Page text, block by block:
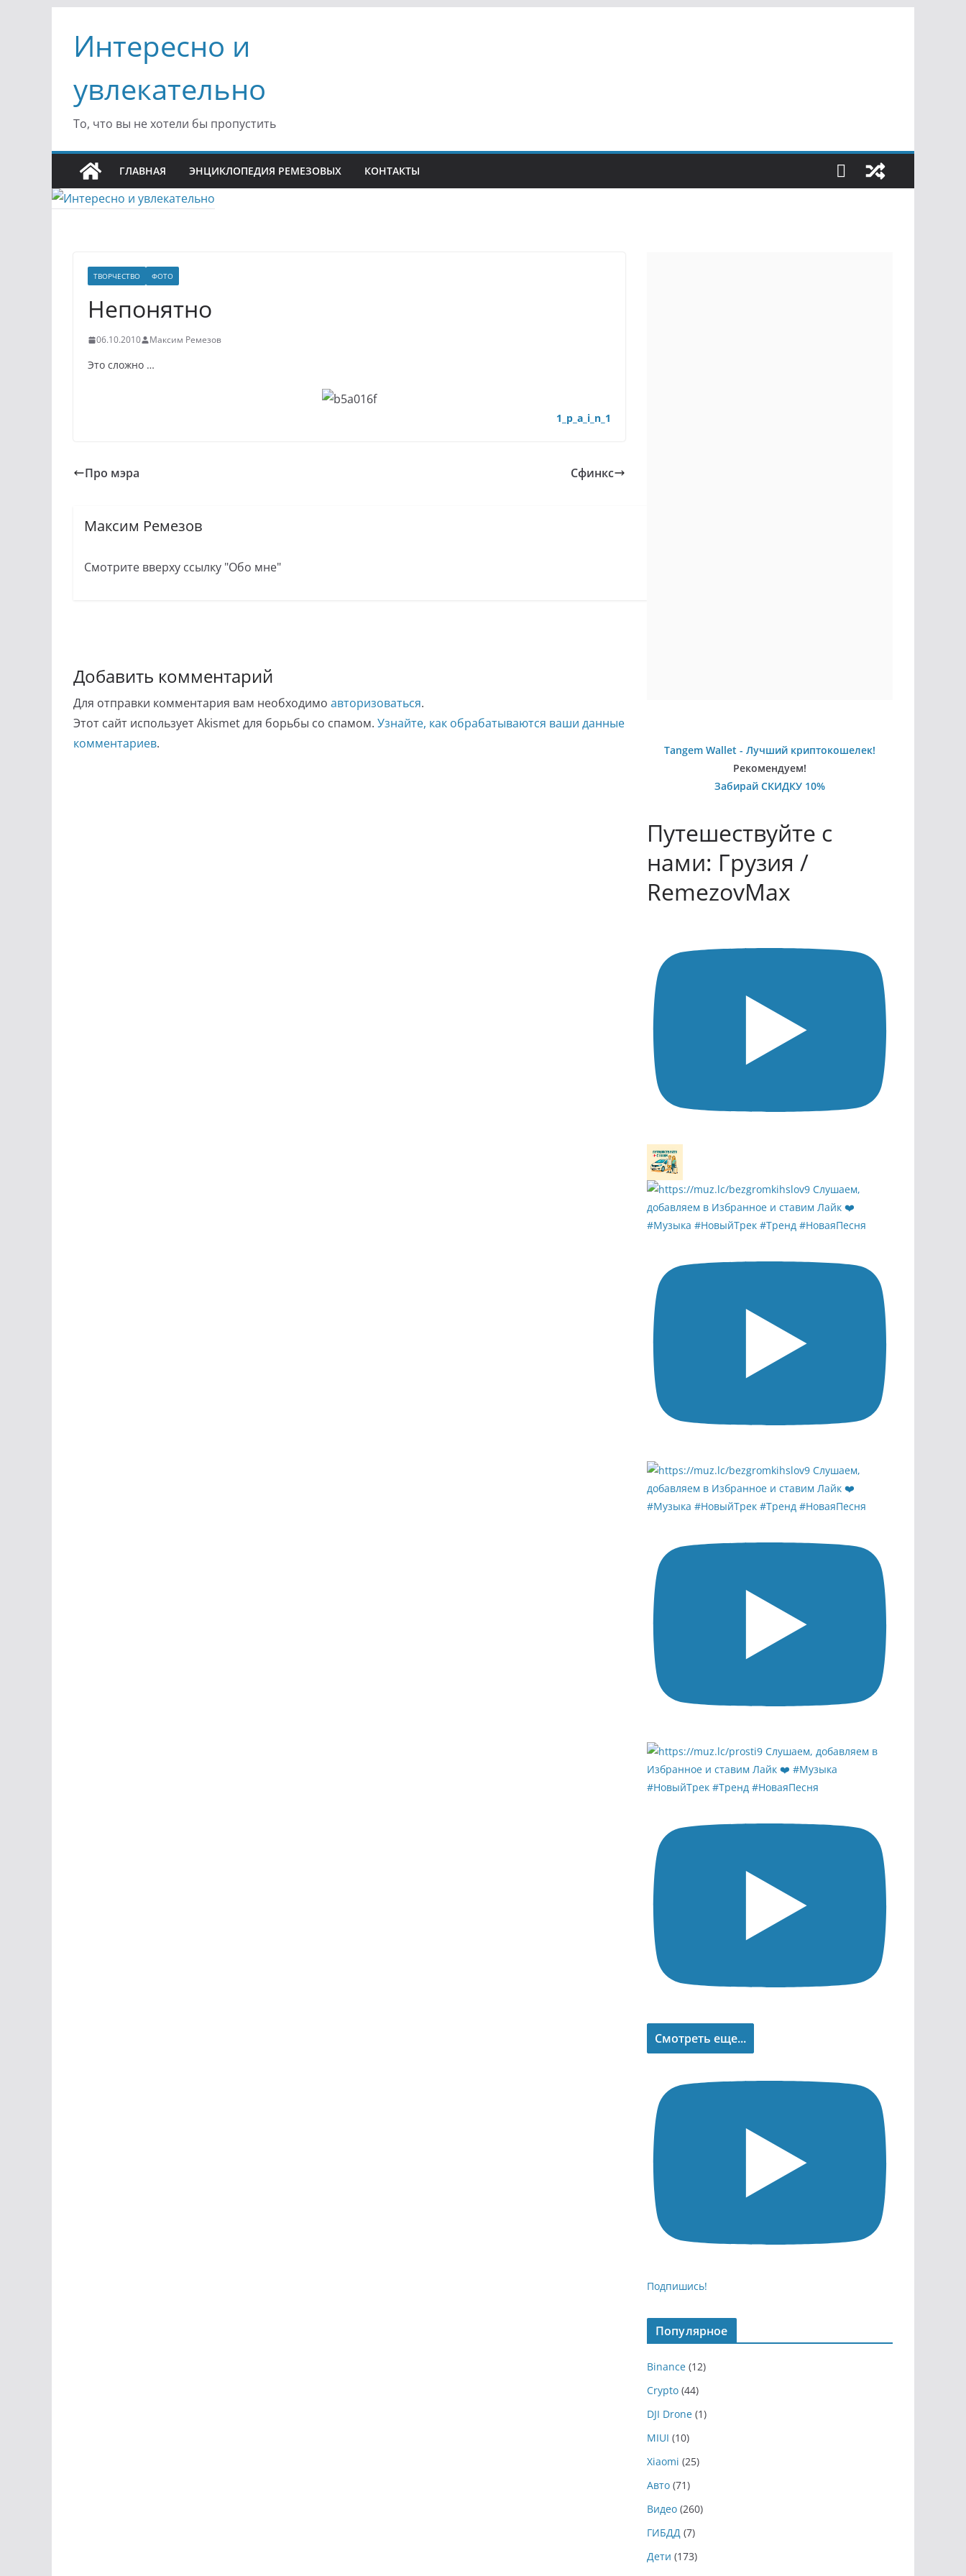
содержимому
Интересно и
увлекательно
То, что вы не хотели бы пропустить
ГЛАВНАЯ ЭНЦИКЛОПЕДИЯ РЕМЕЗОВЫХ КОНТАКТЫ
ТВОРЧЕСТВО ФОТО
Непонятно
06.10.2010 Максим Ремезов
Это сложно …
1_p_a_i_n_1
Про мэра Сфинкс
Максим Ремезов
Смотрите вверху ссылку "Обо мне"
Добавить комментарий
Для отправки комментария вам необходимо авторизоваться.
Этот сайт использует Akismet для борьбы со спамом. Узнайте, как обрабатываются ваши данные
комментариев.
Tangem Wallet - Лучший криптокошелек!
Рекомендуем!
Забирай СКИДКУ 10%
Путешествуйте с
нами: Грузия /
RemezovMax
Смотреть еще...
Подпишись!
Популярное
Binance (12)
Crypto (44)
DJI Drone (1)
MIUI (10)
Xiaomi (25)
Авто (71)
Видео (260)
ГИБДД (7)
Дети (173)